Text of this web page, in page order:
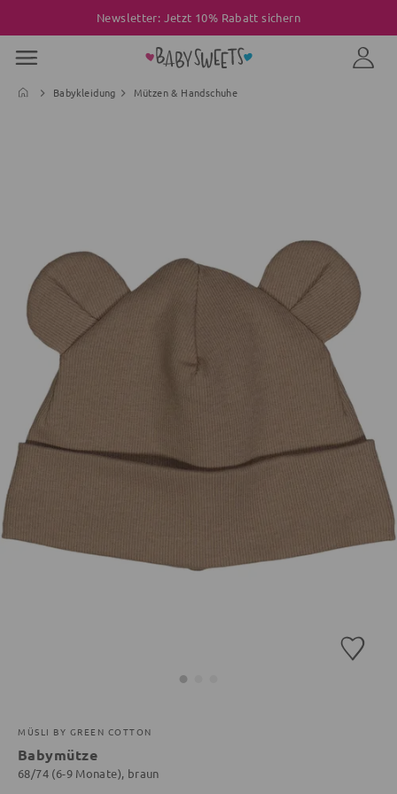
Newsletter: Jetzt 10% Rabatt sichern
Babykleidung Mützen & Handschuhe
MÜSLI BY GREEN COTTON
Babymütze
68/74 (6-9 Monate), braun